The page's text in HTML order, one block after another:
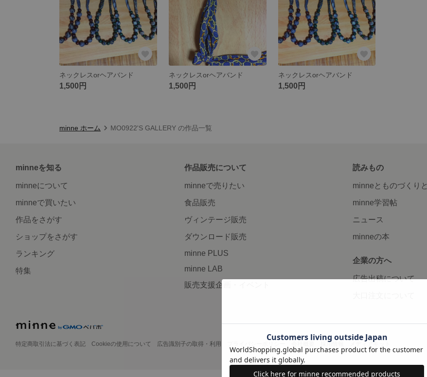
ネックレスorヘアバンド
1,500円
ネックレスorヘアバンド
1,500円
ネックレスorヘアバンド
1,500円
minne ホーム MO0922'S GALLERY の作品一覧
minneを知る
minneについて
minneで買いたい
作品をさがす
ショップをさがす
ランキング
特集
作品販売について
minneで売りたい
食品販売
ヴィンテージ販売
ダウンロード販売
minne PLUS
minne LAB
販売支援企画・イベント
読みもの
minneとものづくりと
minne学習帖
ニュース
minneの本
企業の方へ
広告出稿について
特定商取引法に基づく表記 Cookieの使用について 広告識別子の取得・利用 採用情報 メディアキット
©GMO Pepabo, Inc. All rights reserved.